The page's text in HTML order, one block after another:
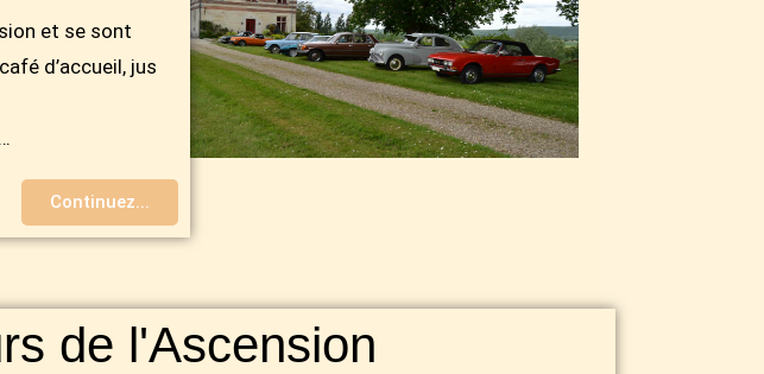
et se sont
d’accueil, jus
Continuez...
de l'Ascension